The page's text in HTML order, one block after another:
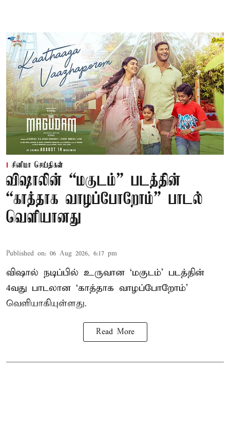
சினிமா செய்திகள்
விஷாலின் “மகுடம்” படத்தின்
“காத்தாக வாழப்போறோம்” பாடல்
வெளியானது
Published on: 06 Aug 2026, 6:17 pm
விஷால் நடிப்பில் உருவான ‘மகுடம்’ படத்தின்
4வது பாடலான ‘காத்தாக வாழப்போறோம்’
வெளியாகியுள்ளது.
Read More